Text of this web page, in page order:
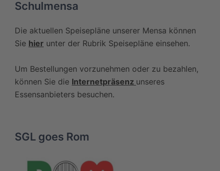
Schulmensa
Die aktuellen Speisepläne unserer Mensa können
Sie hier unter der Rubrik Speisepläne einsehen.
Um Bestellungen vorzunehmen oder zu bezahlen,
können Sie die Internetpräsenz unseres
Essensanbieters besuchen.
SGL goes Rom